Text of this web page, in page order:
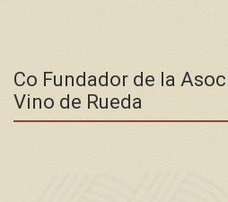
Co Fundador de la
Vino de Rueda